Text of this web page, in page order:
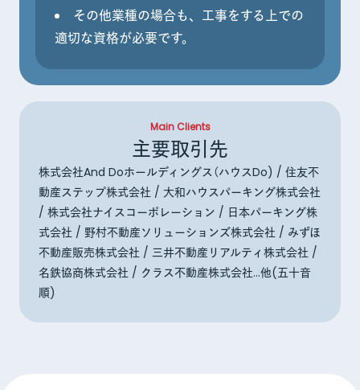
その他業種の場合も、工事をする上での
適切な資格が必要です。
Main Clients
主要取引先
株式会社And Doホールディングス（ハウスDo) / 住友不
動産ステップ株式会社 / 大和ハウスパーキング株式会社
/ 株式会社ナイスコーポレーション / 日本パーキング株
式会社 / 野村不動産ソリューションズ株式会社 / みずほ
不動産販売株式会社 / 三井不動産リアルティ株式会社 /
名鉄協商株式会社 / クラス不動産株式会社...他(五十音
順)